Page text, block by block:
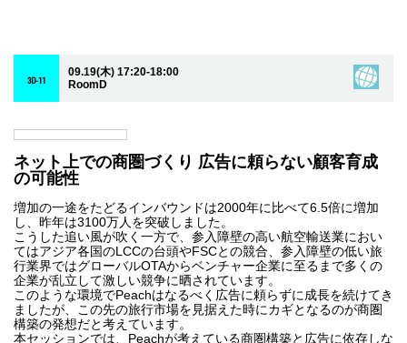
3D-11
09.19(木) 17:20-18:00
RoomD
ネット上での商圏づくり 広告に頼らない顧客育成
の可能性
増加の一途をたどるインバウンドは2000年に比べて6.5倍に増加
し、昨年は3100万人を突破しました。
こうした追い風が吹く一方で、参入障壁の高い航空輸送業におい
てはアジア各国のLCCの台頭やFSCとの競合、参入障壁の低い旅
行業界ではグローバルOTAからベンチャー企業に至るまで多くの
企業が乱立して激しい競争に晒されています。
このような環境でPeachはなるべく広告に頼らずに成長を続けてき
ましたが、この先の旅行市場を見据えた時にカギとなるのが商圏
構築の発想だと考えています。
本セッションでは、Peachが考えている商圏構築と広告に依存しな